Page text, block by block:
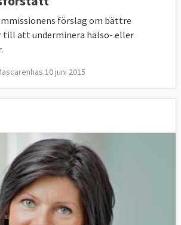
förslag om bättre
till att underminera hälso- eller
10 juni 2015